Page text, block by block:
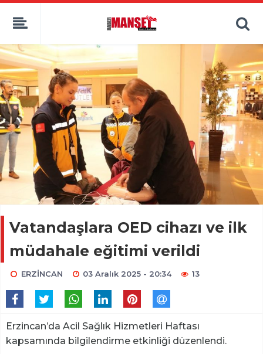
Vatandaşlara OED cihazı ve ilk
müdahale eğitimi verildi
ERZİNCAN 03 Aralık 2025 - 20:34 13
Erzincan’da Acil Sağlık Hizmetleri Haftası
kapsamında bilgilendirme etkinliği düzenlendi.